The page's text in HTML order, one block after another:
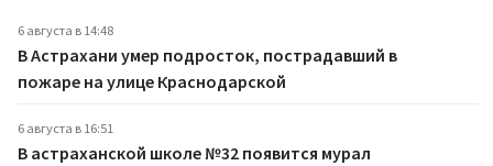
6 августа в 14:48
В Астрахани умер подросток, пострадавший в
пожаре на улице Краснодарской
6 августа в 16:51
В астраханской школе №32 появится мурал